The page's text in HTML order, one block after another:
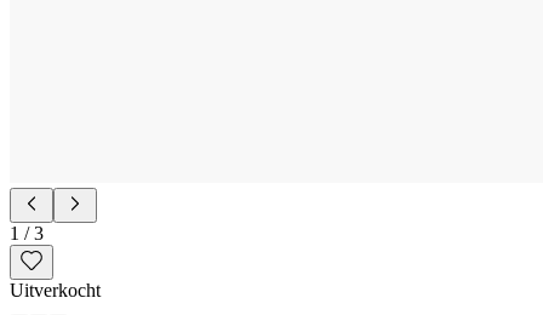
1 /3
Uitverkocht